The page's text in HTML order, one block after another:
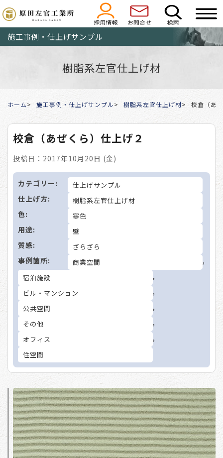
施工事例・仕上げサンプル
樹脂系左官仕上げ材
ホーム 施工事例・仕上げサンプル 樹脂系左官仕上げ材 校倉（あ
校倉（あぜくら）仕上げ２
投稿日：2017年10月20日 (金)
カテゴリー: 仕上げサンプル
仕上げ方: 樹脂系左官仕上げ材
色: 寒色
用途: 壁
質感: ざらざら
事例箇所: 商業空間 ,
宿泊施設 ,
ビル・マンション ,
公共空間 ,
その他 ,
オフィス ,
住空間